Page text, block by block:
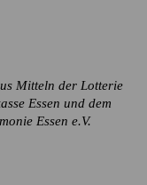
Mitteln der Lotterie
Essen und dem
Essen e.V.